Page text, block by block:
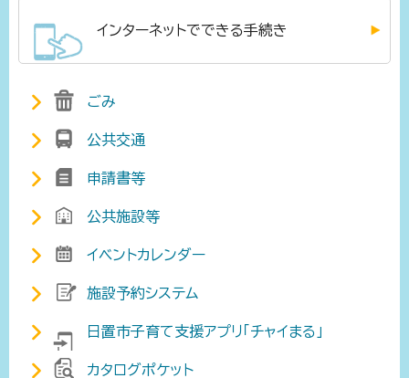
インターネットでできる手続き
ごみ
公共交通
申請書等
公共施設等
イベントカレンダー
施設予約システム
日置市子育て支援アプリ「チャイまる」
カタログポケット